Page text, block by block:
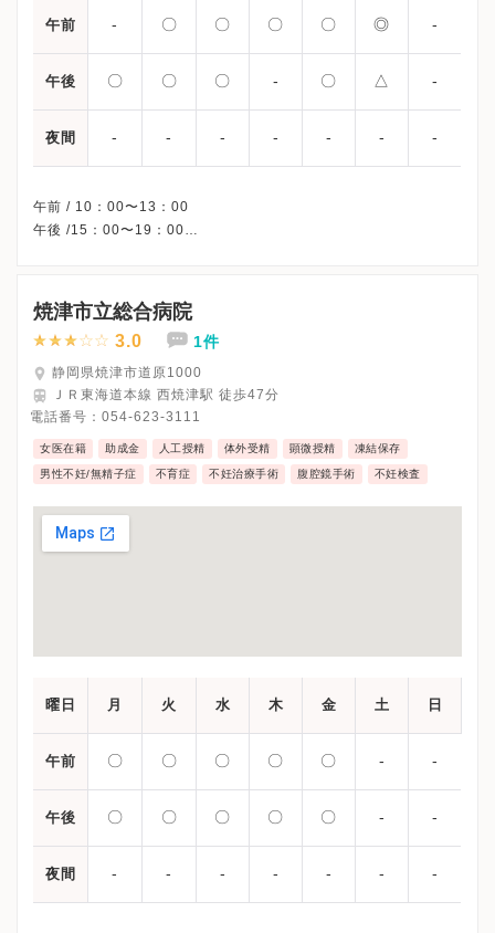
午前 - 〇 〇 〇 〇 ◎ -
午後 〇 〇 〇 - 〇 △ -
夜間 - - - - - - -
午前 / 10：00〜13：00
午後 /15：00〜19：00
※日曜・祝日、休診
※完全予約制です。
※詳細はクリニックHPを確認、または直接お問い合わせくださ
焼津市立総合病院
3.0 1件
静岡県焼津市道原1000
ＪＲ東海道本線 西焼津駅 徒歩47分
電話番号： 054-623-3111
女医在籍 助成金 人工授精 体外受精 顕微授精 凍結保存
男性不妊/無精子症 不育症 不妊治療手術 腹腔鏡手術 不妊検査
曜日 月 火 水 木 金 土 日
午前 〇 〇 〇 〇 〇 - -
午後 〇 〇 〇 〇 〇 - -
夜間 - - - - - - -